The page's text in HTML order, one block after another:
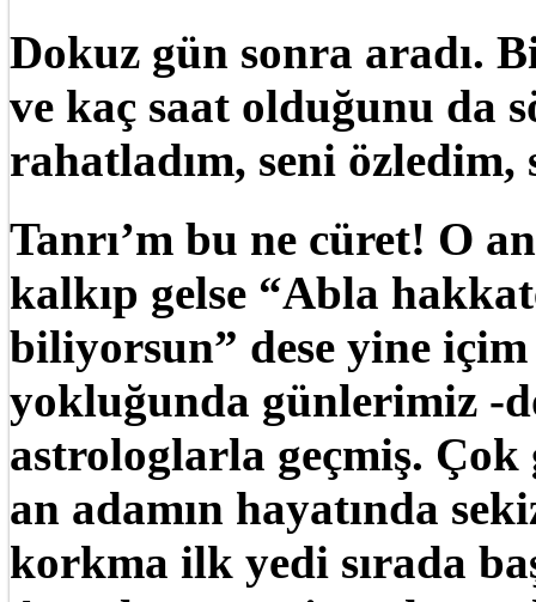
Dokuz gün sonra aradı.
ve kaç saat olduğunu da
rahatladım, seni özledim,
Tanrı’m bu ne cüret! O
kalkıp gelse “Abla
biliyorsun” dese yine
yokluğunda günlerimiz -
astrologlarla geçmiş. Çok
an adamın hayatında
korkma ilk yedi sırada